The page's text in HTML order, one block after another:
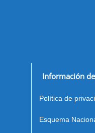
Información
Política de
Esquema